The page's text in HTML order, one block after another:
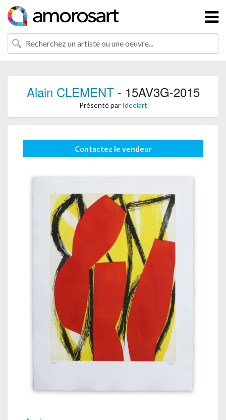
Alain CLEMENT- 15AV3G-2015
Présenté par Ideelart
Contactez le vendeur